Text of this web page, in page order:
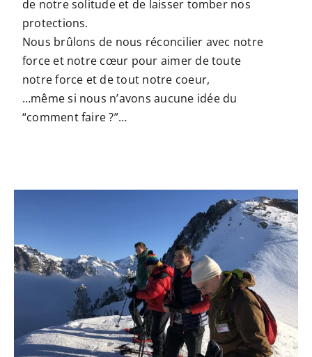
de notre solitude et de laisser tomber nos
protections.
Nous brûlons de nous réconcilier avec notre
force et notre cœur pour aimer de toute
notre force et de tout notre coeur,
…même si nous n’avons aucune idée du
“comment faire ?”…